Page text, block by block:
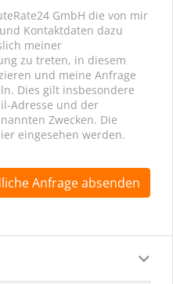
GmbH die von mir
Kontaktdaten dazu
meiner
zu treten, in diesem
und meine Anfrage
Dies gilt insbesondere
Adresse und der
Zwecken. Die
eingesehen werden.
Anfrage absenden